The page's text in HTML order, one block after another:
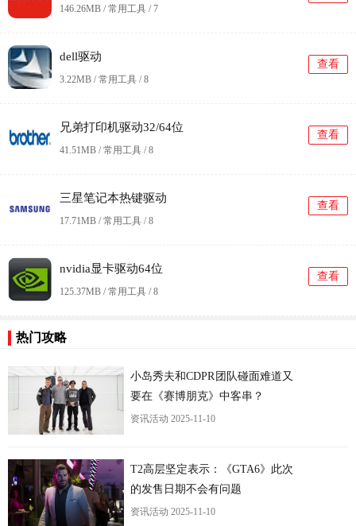
146.26MB / 常用工具 /7
dell驱动
3.22MB / 常用工具 /8
查看
兄弟打印机驱动32/64位
41.51MB / 常用工具 /8
查看
三星笔记本热键驱动
17.71MB / 常用工具 /8
查看
nvidia显卡驱动64位
125.37MB / 常用工具 /8
查看
热门攻略
小岛秀夫和CDPR团队碰面难道又
要在《赛博朋克》中客串？
资讯活动 2025-11-10
T2高层坚定表示：《GTA6》此次
的发售日期不会有问题
资讯活动 2025-11-10